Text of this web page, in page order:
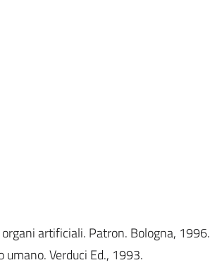
artificiali. Patron. Bologna, 1996.
umano. Verduci Ed., 1993.